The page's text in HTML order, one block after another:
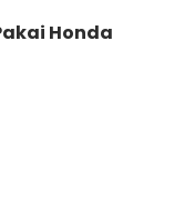
Honda